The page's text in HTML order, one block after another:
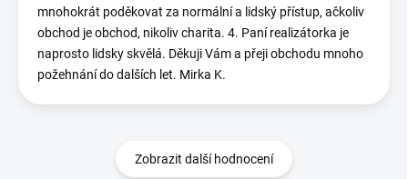
mnohokrát poděkovat za normální a lidský přístup, ačkoliv
obchod je obchod, nikoliv charita. 4. Paní realizátorka je
naprosto lidsky skvělá. Děkuji Vám a přeji obchodu mnoho
požehnání do dalších let. Mirka K.
Zobrazit další hodnocení